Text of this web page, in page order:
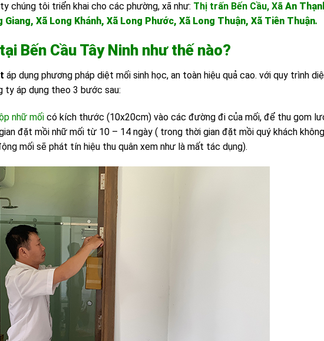
chúng tôi triển khai cho các phường, xã như: Thị trấn Bến Cầu, XãAn
Giang, Xã Long Khánh, Xã Long Phước, Xã Long Thuận, Xã Tiên Thuận.
Bến Cầu Tây Ninh như thế nào?
áp dụng phương pháp diệt mối sinh học, an toàn hiệu quả cao. với quy trình
ty áp dụng theo 3 bước sau:
nhữ mối có kích thước (10x20cm) vào các đường đi của mối, để thu gom
đặt mồi nhữ mối từ 10 – 14 ngày ( trong thời gian đặt mồi quý khách
mối sẽ phát tín hiệu thu quân xem như là mất tác dụng).